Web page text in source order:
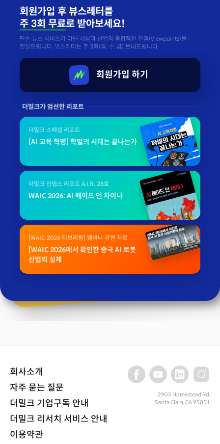
회원가입 후 뷰스레터를
주 3회 무료로 받아보세요!
단순 뉴스 서비스가 아닌 세상과 산업의 종합적인 관점(Viewpoints)을
전달드립니다. 뷰스레터는 주 3회(월, 수, 금) 보내드립니다.
회원가입 하기
더밀크가 엄선한 리포트
더밀크 스페셜 리포트
[AI 교육 혁명] 학벌의 시대는 끝나는가
더밀크 인뎁스 리포트 A.I.R. 28호
WAIC 2026: AI 메이드 인 차이나
[WAIC 2026 디브리핑] 웨비나 강연 자료
[WAIC 2026에서 확인한 중국 AI 로봇
산업의 실체
회사소개
자주 묻는 질문
더밀크 기업구독 안내
더밀크 리서치 서비스 안내
이용약관
2905 Homestead Rd,
Santa Clara, CA 95051